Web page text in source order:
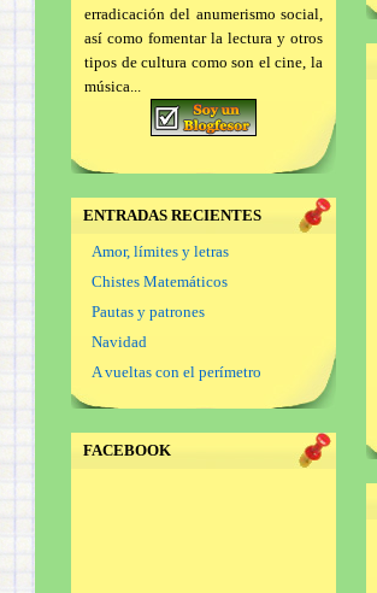
erradicación del anumerismo social,
así como fomentar la lectura y otros
tipos de cultura como son el cine, la
música...
ENTRADAS RECIENTES
Amor, límites y letras
Chistes Matemáticos
Pautas y patrones
Navidad
A vueltas con el perímetro
FACEBOOK